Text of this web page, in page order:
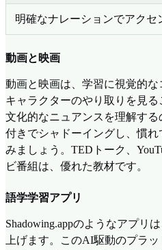
明確なナレーションでアクセ
動画と映画
動画と映画は、学習に視覚的な
キャラクターのやり取りを見
文化的なニュアンスを理解す
付きでシャドーイングし、慣
みましょう。TEDトーク、
ビ番組は、優れた教材です。
語学学習アプリ
Shadowing.appのようなアプリ
上げます。このAI駆動のプラ